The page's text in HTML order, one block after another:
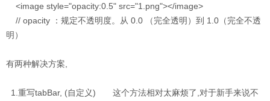
<image style="opacity:0.5" src="1.png"></image>
// opacity ：规定不透明度。从 0.0 （完全透明）到 1.0（完全不透
明）
有两种解决方案,
1.重写tabBar, (自定义) 这个方法相对太麻烦了,对于新手来说不